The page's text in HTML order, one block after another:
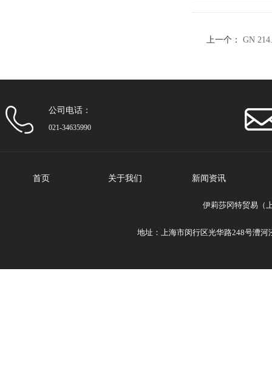
上一个： GN
公司电话：
021-34635990
首页 关于我们 新闻资讯
伊莉莎冈特贸易（
地址：上海市闵行区光华路248号漕